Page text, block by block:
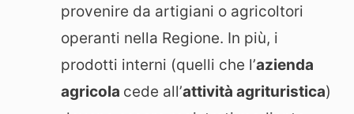
provenire da artigiani o agricoltori
operanti nella Regione. In più, i
prodotti interni (quelli che l’azienda
agricola cede all’attività agrituristica)